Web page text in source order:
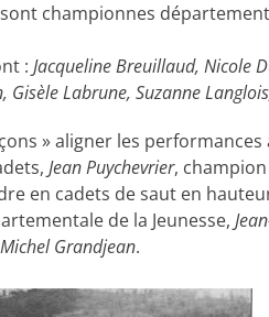
championnes
: Jacqueline Breuillaud, Nicole
Gisèle Labrune, Suzanne
» aligner les performances
Jean Puychevrier,
en cadets de saut en
de la Jeunesse,
Michel Grandjean.